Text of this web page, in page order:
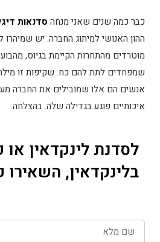
כבר כמה שנים שאני מנחה סדנאות
ההון האנושי למיתוג החברה. יש
מוטרדים מהתחרות הקיימת בגיוס,
שמפחדים לתת להם כח. שקיפות זו
אנשים הם אלו שמובילים את החברה
איכותיים פוגע בגדילה שלה. בהצלחה.
לסדנת לינקדאין או
בלינקדאין, השאירו
שם
מלא